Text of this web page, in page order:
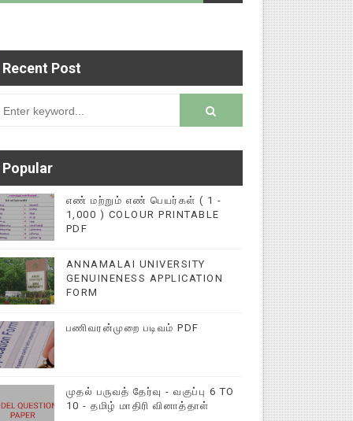
மின்னல் கல்விச் செய்தி இணையதளத்தில்
Recent Post
Popular
எண் மற்றும் எண் பெயர்கள் ( 1 -
1,000 ) COLOUR PRINTABLE
PDF
ANNAMALAI UNIVERSITY
GENUINENESS APPLICATION
FORM
பணிவரன்முறை படிவம் PDF
முதல் பருவத் தேர்வு - வகுப்பு 6 TO
10 - தமிழ் மாதிரி வினாத்தாள்